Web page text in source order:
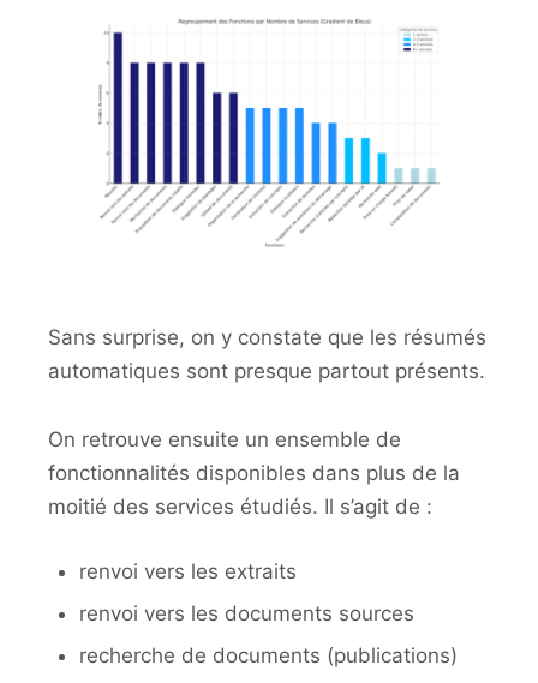
Sans surprise, on y constate que les résumés
automatiques sont presque partout présents.
On retrouve ensuite un ensemble de
fonctionnalités disponibles dans plus de la
moitié des services étudiés. Il s’agit de :
renvoi vers les extraits
renvoi vers les documents sources
recherche de documents (publications)